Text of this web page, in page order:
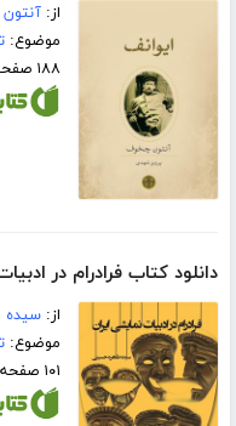
از:
موضوع:
۱۸۸ صفحه
دانلود کتاب فرادرام در
از:سیده
موضوع:
۱۰۱ صفحه